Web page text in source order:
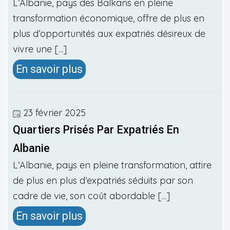
L’Albanie, pays des Balkans en pleine
transformation économique, offre de plus en
plus d’opportunités aux expatriés désireux de
vivre une [...]
En savoir plus
23 février 2025
Quartiers Prisés Par Expatriés En
Albanie
L’Albanie, pays en pleine transformation, attire
de plus en plus d’expatriés séduits par son
cadre de vie, son coût abordable [...]
En savoir plus